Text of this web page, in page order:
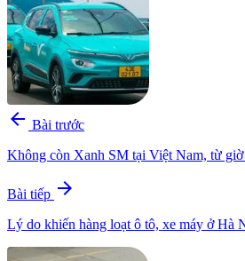
arrow_back Bài trước
Không còn Xanh SM tại Việt Nam, từ
Bài tiếp arrow_forward
Lý do khiến hàng loạt ô tô, xe máy ở Hà